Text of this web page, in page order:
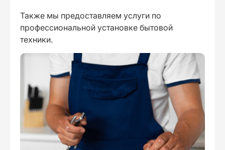
Также мы предоставляем услуги по
профессиональной установке бытовой
техники.